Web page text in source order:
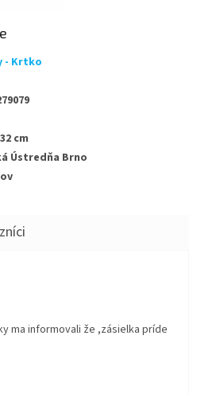
- Krtko
cm
Ústredňa Brno
je 5 z 5 hviezdičiek.
ma informovali že ,zásielka príde